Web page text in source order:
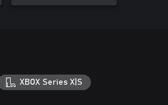
XBOX Series X|S